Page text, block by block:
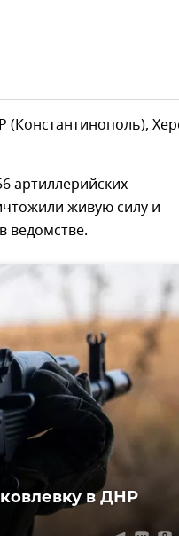
артиллерийских
живую силу и
ведомстве.
в ДНР